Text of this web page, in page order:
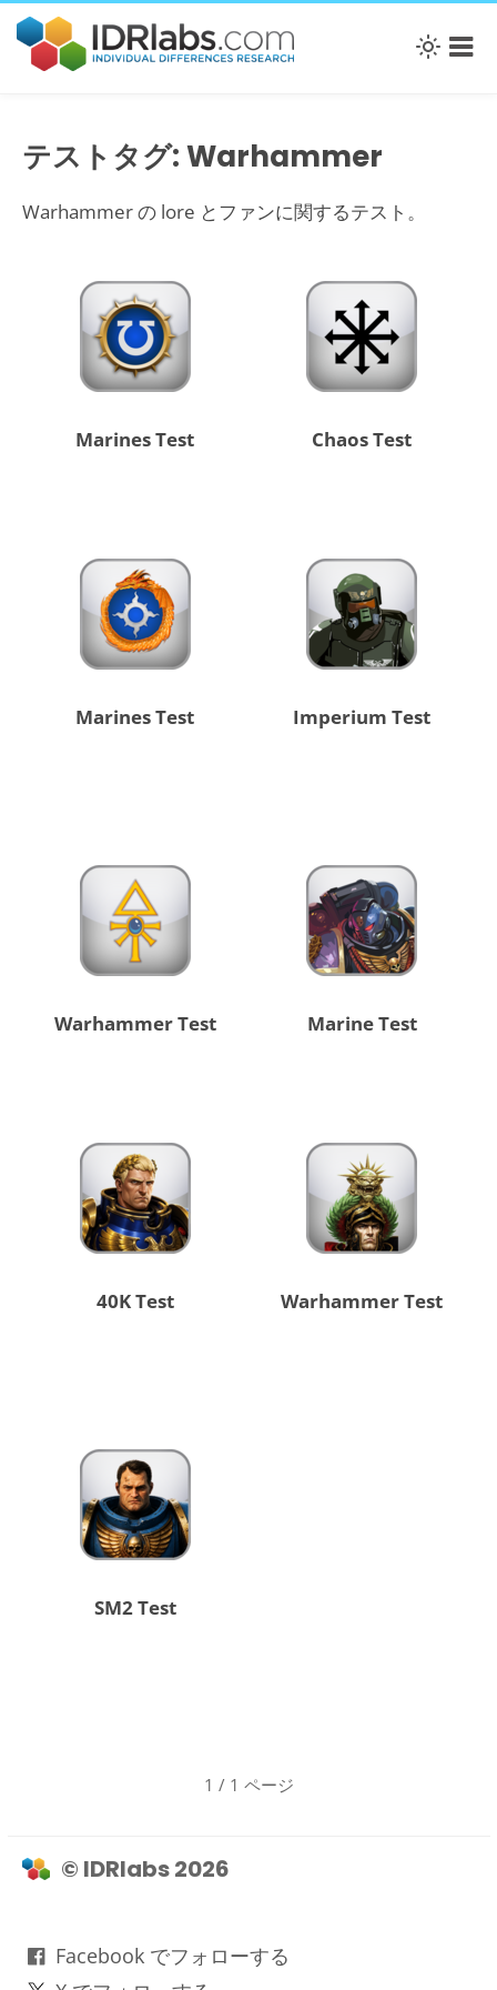
テストタグ: Warhammer
Warhammer の lore とファンに関するテスト。
Marines Test Chaos Test
Marines Test Imperium Test
Warhammer Test Marine Test
40K Test Warhammer Test
SM2 Test
1 / 1 ページ
© IDRlabs 2026
Facebook でフォローする